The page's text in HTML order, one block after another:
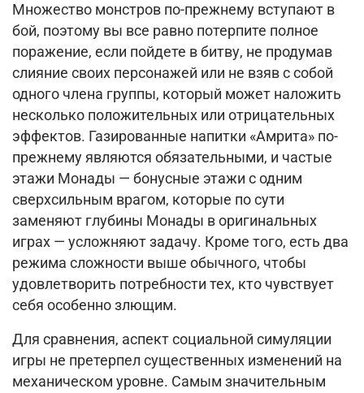
Множество монстров по-прежнему вступают в
бой, поэтому вы все равно потерпите полное
поражение, если пойдете в битву, не продумав
слияние своих персонажей или не взяв с собой
одного члена группы, который может наложить
несколько положительных или отрицательных
эффектов. Газированные напитки «Амрита» по-
прежнему являются обязательными, и частые
этажи Монады — бонусные этажи с одним
сверхсильным врагом, которые по сути
заменяют глубины Монады в оригинальных
играх — усложняют задачу. Кроме того, есть два
режима сложности выше обычного, чтобы
удовлетворить потребности тех, кто чувствует
себя особенно злющим.
Для сравнения, аспект социальной симуляции
игры не претерпел существенных изменений на
механическом уровне. Самым значительным